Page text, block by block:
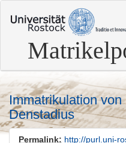
zum
Seitenanfang
Immatrikulation
Denstadius
Permalink: http://purl.uni-